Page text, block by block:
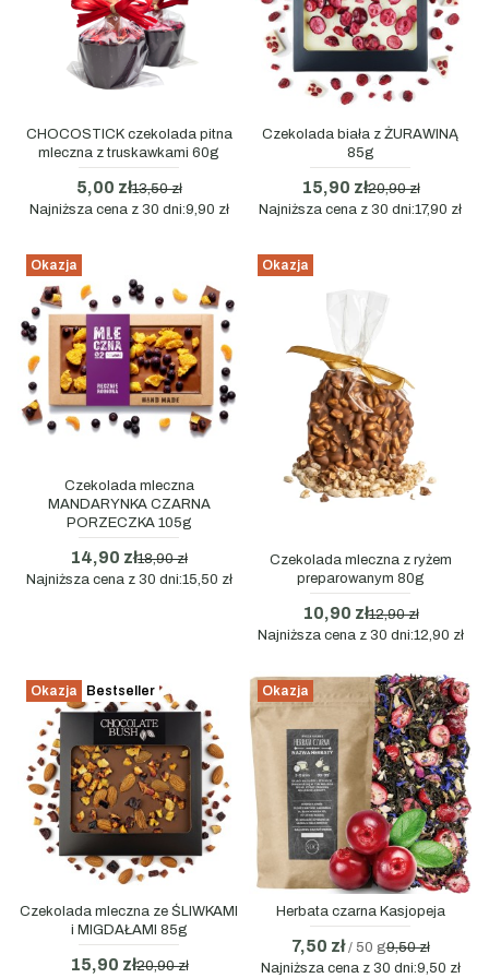
CHOCOSTICK czekolada pitna
mleczna z truskawkami 60g
5,00 zł13,50 zł
Najniższa cena z 30 dni:9,90 zł
Czekolada biała z ŻURAWINĄ
85g
15,90 zł20,90 zł
Najniższa cena z 30 dni:17,90 zł
Okazja
Czekolada mleczna
MANDARYNKA CZARNA
PORZECZKA 105g
14,90 zł18,90 zł
Najniższa cena z 30 dni:15,50 zł
Okazja
Czekolada mleczna z ryżem
preparowanym 80g
10,90 zł12,90 zł
Najniższa cena z 30 dni:12,90 zł
Okazja Bestseller
Czekolada mleczna ze ŚLIWKAMI
i MIGDAŁAMI 85g
15,90 zł20,90 zł
Okazja
Herbata czarna Kasjopeja
7,50 zł/ 50 g9,50 zł
Najniższa cena z 30 dni:9,50 zł